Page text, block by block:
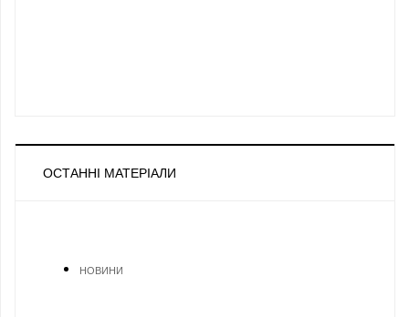
ОСТАННІ МАТЕРІАЛИ
НОВИНИ